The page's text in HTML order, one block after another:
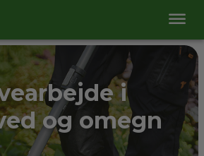
i
og omegn